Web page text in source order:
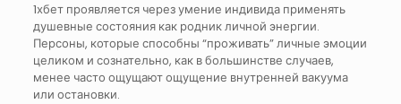
1хбет проявляется через умение индивида применять
душевные состояния как родник личной энергии.
Персоны, которые способны “проживать” личные эмоции
целиком и сознательно, как в большинстве случаев,
менее часто ощущают ощущение внутренней вакуума
или остановки.